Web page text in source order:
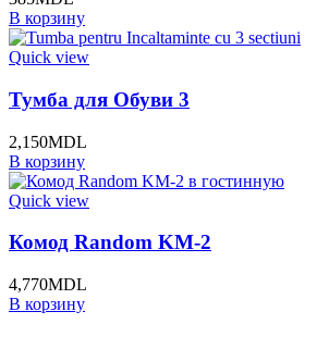
В корзину
Quick view
Тумба для Обуви 3
2,150MDL
В корзину
Quick view
Комод Random KM-2
4,770MDL
В корзину